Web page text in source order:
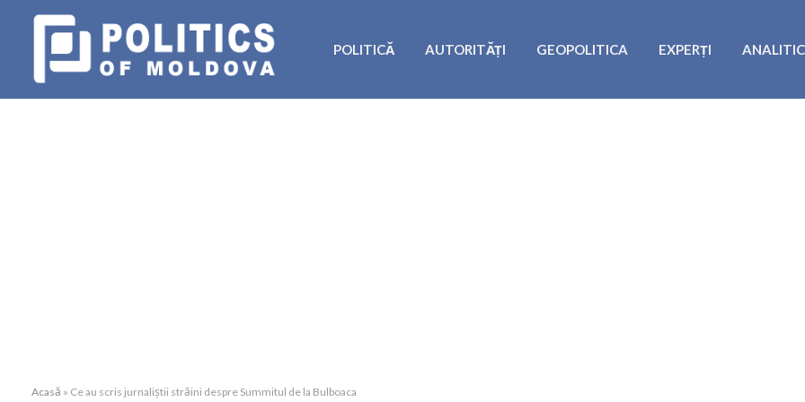
POLITICĂ AUTORITĂȚI GEOPOLITICA EXPERȚI
Acasă » Ce au scris jurnaliștii străini despre Summitul de la Bulboaca